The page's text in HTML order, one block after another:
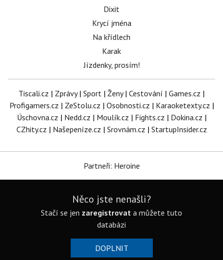
Dixit
Krycí jména
Na křídlech
Karak
Jízdenky, prosím!
Tiscali.cz | Zprávy| Sport | Ženy| Cestování | Games.cz |
Profigamers.cz | ZeStolu.cz | Osobnosti.cz | Karaoketexty.cz |
Úschovna.cz | Nedd.cz | Moulík.cz | Fights.cz | Dokina.cz |
CZhity.cz | Našepeníze.cz | Srovnám.cz | StartupInsider.cz
Partneři: Heroine
Něco jste nenašli?
Stačí se jen zaregistrovat a můžete tuto
databázi
DOPLNIT